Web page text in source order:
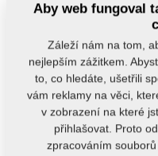
stažení
Tento díl je
Hmotnost:
Aby web fungoval
Záleží nám na tom,
nejlepším zážitkem.
to, co hledáte, ušetřili
vám reklamy na věci,
v zobrazení na které
přihlašovat. Proto
zpracováním